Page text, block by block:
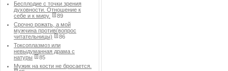
Бесплодие с точки зрения
духовности. Отношение к
себе и к миру.
89
Срочно рожать, а мой
мужчина против(вопрос
читательницы)
86
Токсоплазмоз или
невыдуманная драма с
натуры
85
Мужик на кости не бросается.